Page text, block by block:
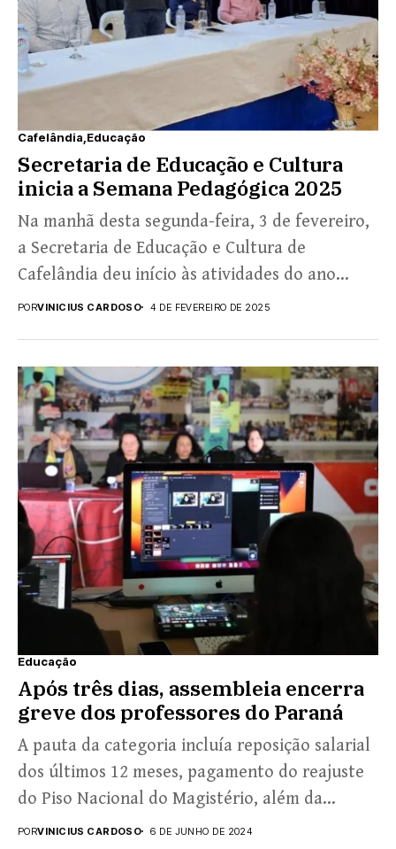
Cafelândia Educação
Secretaria de Educação e Cultura
inicia a Semana Pedagógica 2025
Na manhã desta segunda-feira, 3 de fevereiro,
a Secretaria de Educação e Cultura de
Cafelândia deu início às atividades do ano
letivo de...
PORVINICIUS CARDOSO 4 DE FEVEREIRO DE 2025
Educação
Após três dias, assembleia encerra
greve dos professores do Paraná
A pauta da categoria incluía reposição salarial
dos últimos 12 meses, pagamento do reajuste
do Piso Nacional do Magistério, além da
retirada de...
PORVINICIUS CARDOSO 6 DE JUNHO DE 2024